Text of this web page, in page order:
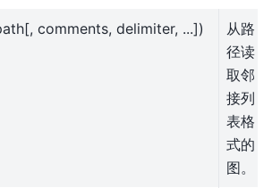
comments, delimiter, ...])
从路
径读
取邻
接列
表格
式的
图。